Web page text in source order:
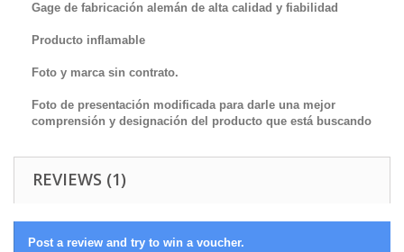
Gage de fabricación alemán de alta calidad y fiabilidad
Producto inflamable
Foto y marca sin contrato.
Foto de presentación modificada para darle una mejor
comprensión y designación del producto que está buscando
REVIEWS (1)
Post a review and try to win a voucher.